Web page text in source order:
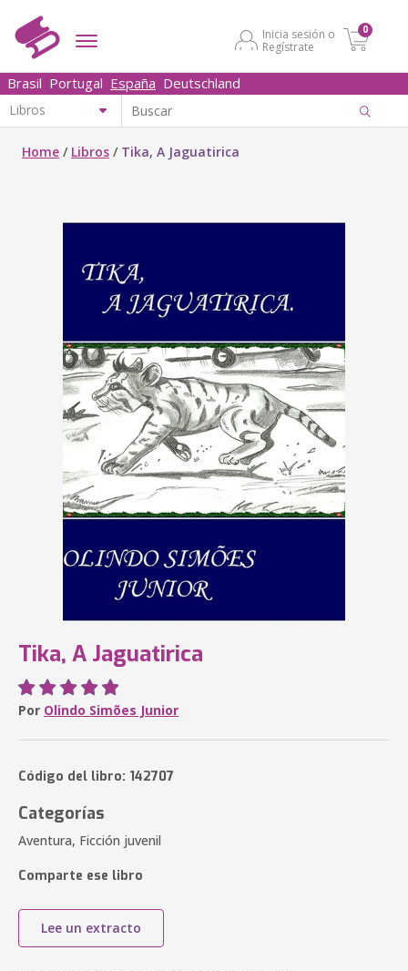
Inicia sesión o
Regístrate
0
Brasil Portugal España Deutschland
Home / Libros / Tika, A Jaguatirica
Tika, A Jaguatirica
Por Olindo Simões Junior
Código del libro: 142707
Categorías
Aventura, Ficción juvenil
Comparte ese libro
Lee un extracto